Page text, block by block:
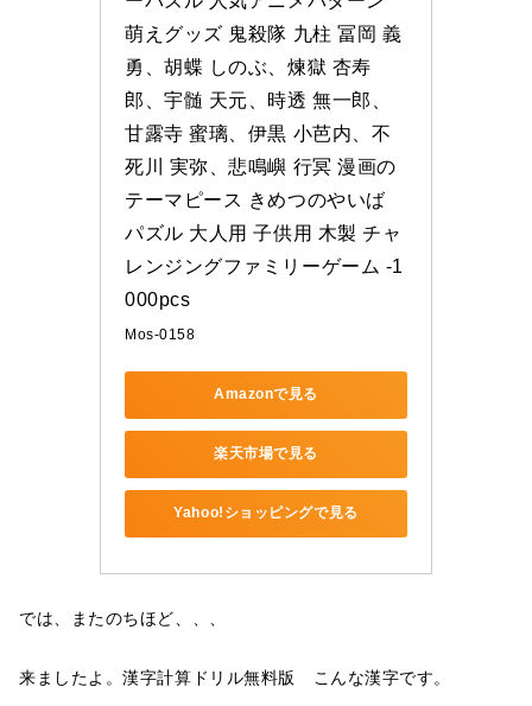
萌えグッズ 鬼殺隊 九柱 冨岡 義
勇、胡蝶 しのぶ、煉獄 杏寿
郎、宇髄 天元、時透 無一郎、
甘露寺 蜜璃、伊黒 小芭内、不
死川 実弥、悲鳴嶼 行冥 漫画の
テーマピース きめつのやいば
パズル 大人用 子供用 木製 チャ
レンジングファミリーゲーム -1
000pcs
Mos-0158
Amazonで見る
楽天市場で見る
Yahoo!ショッピングで見る
では、またのちほど、、、
来ましたよ。漢字計算ドリル無料版 こんな漢字です。